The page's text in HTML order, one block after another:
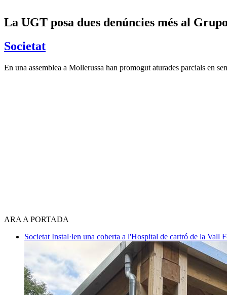
La UGT posa dues denúncies més al
Societat
En una assemblea a Mollerussa han promogut aturades parcials en
ARA A PORTADA
Societat Instal·len una coberta a l'Hospital de cartró de la Vall